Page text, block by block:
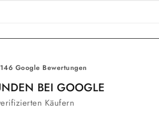
Google Bewertungen
BEI GOOGLE
Käufern